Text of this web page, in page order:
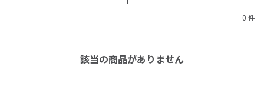
0 件
該当の商品がありません